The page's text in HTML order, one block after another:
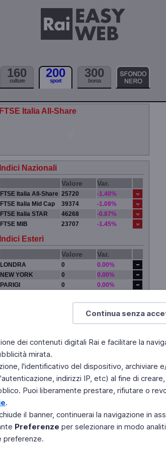
Continua senza
dei contenuti digitali Rai e facilitare la
mirata.
l'identificativo del dispositivo, archiviare
indirizzi IP, etc) al fine di creare,
Puoi liberamente prestare, rifiutare o
.
il banner, continuerai la navigazione in
Preferenze per selezionare in modo
preferenze.
160
culture
200
sport
300
borsa
FTSE Italia All-Share
Indici Nazionali
Valore Var.
FTSE Italia All-Share 25720
-1.40%
FTSE Italia Mid Cap
39374
-1.08%
FTSE Italia STAR
46268
-0.87%
FTSE MIB
23707 -1.45%
Indici Esteri
Valore Var.
LONDRA 0
0.00%
NEW YORK
0
0.00%
PARIGI
0
0.00%